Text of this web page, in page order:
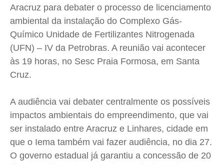
Caetano Roque
Gustavo Bastos
Jr Mignone (in memorian)
Wanda Sily
Publicidade Legal
Anuncie
Quem Somos
Expediente
Caetano Roque
Gustavo Bastos
Jr Mignone (in memorian)
Wanda Sily
Publicidade Legal
Anuncie
Quem Somos
Expediente
Caetano Roque
Gustavo Bastos
Jr Mignone (in memorian)
Wanda Sily
Publicidade Legal
Anuncie
Quem Somos
Expediente
Caetano Roque
Gustavo Bastos
Jr Mignone (in memorian)
Wanda Sily
Publicidade Legal
Anuncie
Quem Somos
Expediente
Aracruz para debater o processo de licenciamento
ambiental da instalação do Complexo Gás-
Químico Unidade de Fertilizantes Nitrogenada
(UFN) – IV da Petrobras. A reunião vai acontecer
às 19 horas, no Sesc Praia Formosa, em Santa
Cruz.
A audiência vai debater centralmente os possíveis
impactos ambientais do empreendimento, que vai
ser instalado entre Aracruz e Linhares, cidade em
que o Iema também vai fazer audiência, no dia 27.
O governo estadual já garantiu a concessão de 20